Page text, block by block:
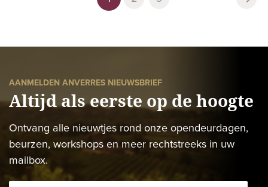
AANMELDEN ANVERRES NIEUWSBRIEF
Altijd als eerste op de hoogte
Ontvang alle nieuwtjes rond onze opendeurdagen,
beurzen, workshops en meer rechtstreeks in uw
mailbox.